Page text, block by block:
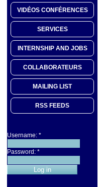
VIDÉOS CONFÉRENCES
SERVICES
INTERNSHIP AND JOBS
COLLABORATEURS
MAILING LIST
RSS FEEDS
Username: *
Password: *